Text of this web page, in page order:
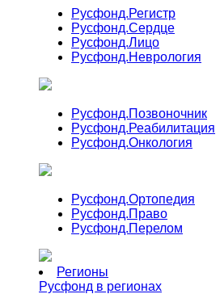
Русфонд.Регистр
Русфонд.Сердце
Русфонд.Лицо
Русфонд.Неврология
Русфонд.Позвоночник
Русфонд.Реабилитация
Русфонд.Онкология
Русфонд.Ортопедия
Русфонд.Право
Русфонд.Перелом
Регионы
Русфонд в регионах